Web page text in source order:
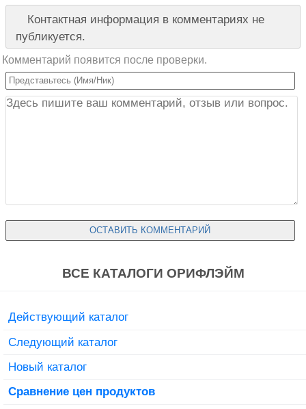
Контактная информация в комментариях не
публикуется.
Комментарий появится после проверки.
ВСЕ КАТАЛОГИ ОРИФЛЭЙМ
Действующий каталог
Следующий каталог
Новый каталог
Сравнение цен продуктов